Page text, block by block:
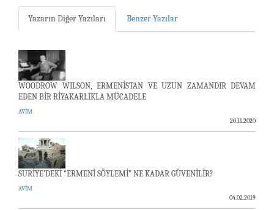
Yazarın Diğer Yazıları Benzer Yazılar
WOODROW WILSON, ERMENİSTAN VE UZUN ZAMANDIR DEVAM
EDEN BİR RİYAKARLIKLA MÜCADELE
AVİM
20.11.2020
SURİYE’DEKİ “ERMENİ SÖYLEMİ” NE KADAR GÜVENİLİR?
AVİM
04.02.2019